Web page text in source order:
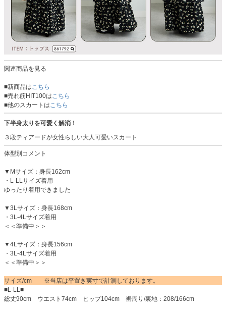
関連商品を見る
■新商品はこちら
■売れ筋HIT100はこちら
■他のスカートはこちら
下半身太りを可愛く解消！
３段ティアードが女性らしい大人可愛いスカート
体型別コメント
▼Mサイズ：身長162cm
・L-LLサイズ着用
ゆったり着用できました
▼3Lサイズ：身長168cm
・3L-4Lサイズ着用
＜＜準備中＞＞
▼4Lサイズ：身長156cm
・3L-4Lサイズ着用
＜＜準備中＞＞
サイズ/cm ※当店は平置き実寸で計測しております。
■L-LL■
総丈90cm ウエスト74cm ヒップ104cm 裾周り/裏地：208/166cm